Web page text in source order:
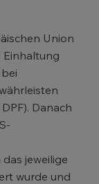
Union
Einhaltung
Danach
jeweilige
wurde und